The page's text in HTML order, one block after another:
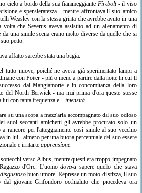
cielo a bordo della sua fiammeggianteFirebolt- il viso
e spensieratezza - mentre affrontava il suo amico
Weasley con la stessa grinta che avrebbe avuto in una
volta che Severus aveva assistito ad un allenamento di
da una simile scena erano molto diverse da quelle che si
petto.
affatto sarebbe stata una bugia.
tutto nuove, poiché ne aveva già sperimentato lampi a
con Potter - più o meno a partire dalla notte in cui il
dai Mangiamorte e in concomitanza della loro
del North Berwick - ma mai prima d'ora queste stesse
lui con tanta frequenza e... intensità.
su una scopa a mezz'aria accompagnato dal suo odioso
suoi seccanti amichetti gli avrebbe procurato solo un
rancore per l'atteggiamento così simile al suo vecchio
in lui - almeno per una buona percentuale del suo essere
e irritante apprensione.
verso Albus, mentre questi era troppo impegnato
d'Oro. L'uomodoveva sapere quello che stava
disgustoso buon umore. Represse un moto di stizza, il suo
dal giovane Grifondoro occhialuto che procedeva ora